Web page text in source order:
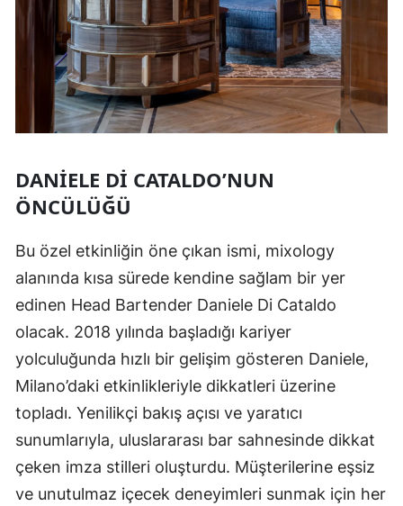
DANIELE DI CATALDO’NUN
ÖNCÜLÜĞÜ
Bu özel etkinliğin öne çıkan ismi, mixology
alanında kısa sürede kendine sağlam bir yer
edinen Head Bartender Daniele Di Cataldo
olacak. 2018 yılında başladığı kariyer
yolculuğunda hızlı bir gelişim gösteren Daniele,
Milano’daki etkinlikleriyle dikkatleri üzerine
topladı. Yenilikçi bakış açısı ve yaratıcı
sunumlarıyla, uluslararası bar sahnesinde dikkat
çeken imza stilleri oluşturdu. Müşterilerine eşsiz
ve unutulmaz içecek deneyimleri sunmak için her